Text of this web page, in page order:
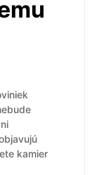
kamier